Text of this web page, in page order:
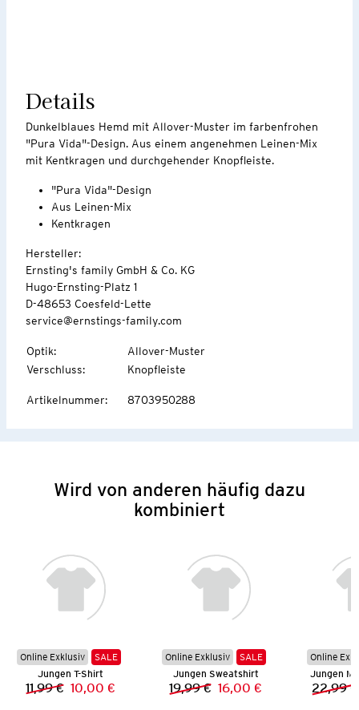
Details
Dunkelblaues Hemd mit Allover-Muster im farbenfrohen
"Pura Vida"-Design. Aus einem angenehmen Leinen-Mix
mit Kentkragen und durchgehender Knopfleiste.
"Pura Vida"-Design
Aus Leinen-Mix
Kentkragen
Hersteller:
Ernsting's family GmbH & Co. KG
Hugo-Ernsting-Platz 1
D-48653 Coesfeld-Lette
service@ernstings-family.com
Optik:
Allover-Muster
Verschluss: Knopfleiste
Artikelnummer: 8703950288
Wird von anderen häufig dazu
kombiniert
Online Exklusiv
SALE
Jungen T-Shirt
Vorheriger Preis:
11,99 € Neuer Preis:
10,00 €
Online Exklusiv
SALE
Jungen Sweatshirt
Vorheriger Preis:
19,99 € Neuer Preis:
16,00 €
Online
Jungen
22,99 €